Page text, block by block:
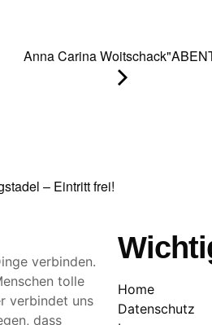
Anna Carina
– Eintritt frei!
verbinden.
tolle
verbindet uns
dass
Home
Datenschutz